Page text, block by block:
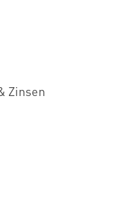
Zinsen